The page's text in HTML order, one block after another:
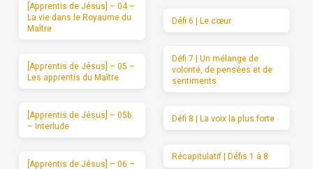
[Apprentis de Jésus] – 04 –
La vie dans le Royaume du
Maître
[Apprentis de Jésus] – 05 –
Les apprentis du Maître
[Apprentis de Jésus] – 05b
– Interlude
[Apprentis de Jésus] – 06 –
Défi 6 | Le cœur
Défi 7 | Un mélange de
volonté, de pensées et de
sentiments
Défi 8 | La voix la plus forte
Récapitulatif | Défis 1 à 8